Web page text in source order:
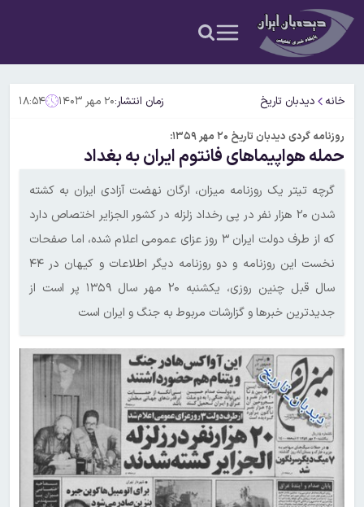
خانه دیدبان تاریخ زمان انتشار:۲۰ مهر ۱۴۰۳ ۱۸:۵۴
روزنامه گردی دیدبان تاریخ ۲۰ مهر ۱۳۵۹:
حمله هواپیماهای فانتوم ایران به بغداد
گرچه تیتر یک روزنامه میزان، ارگان نهضت آزادی ایران به کشته
شدن ۲۰ هزار نفر در پی رخداد زلزله در کشور الجزایر اختصاص دارد
که از طرف دولت ایران ۳ روز عزای عمومی اعلام شده، اما صفحات
نخست این روزنامه و دو روزنامه دیگر اطلاعات و کیهان در ۴۴
سال قبل چنین روزی، یکشنبه ۲۰ مهر سال ۱۳۵۹ پر است از
جدیدترین خبرها و گزارشات مربوط به جنگ و ایران است